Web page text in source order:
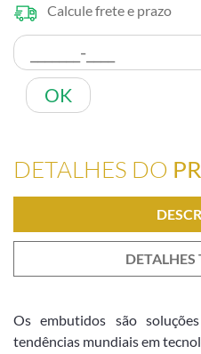
Calcule frete e prazo
OK
DETALHES DO
DETALHES
Os embutidos são
tendências mundiais em